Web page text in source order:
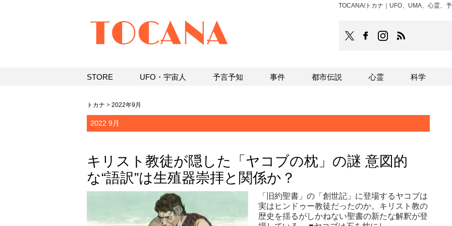
TOCANA/トカナ｜UFO、UMA、心霊、
TOCANAのFacebookはこち
TOCANAのinstagram
トカナ > 2022年9月
2022 9月
キリスト教徒が隠した「ヤコブの枕」の謎 意図的
な“語訳”は生殖器崇拝と関係か？
「旧約聖書」の「創世記」に登場するヤコブは
実はヒンドゥー教徒だったのか。キリスト教の
歴史を揺るがしかねない聖書の新たな解釈が登
STORE UFO・宇宙人 予言予知 事件 都市伝説 心霊 科学